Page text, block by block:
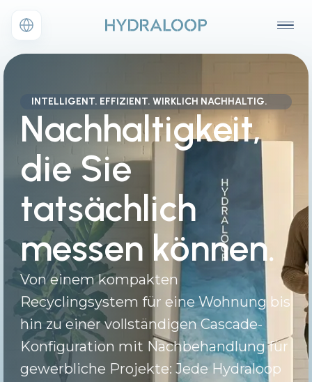
INTELLIGENT. EFFIZIENT. WIRKLICH NACHHALTIG.
Nachhaltigkeit,
die Sie
tatsächlich
messen können.
Von einem kompakten
Recyclingsystem für eine Wohnung bis
hin zu einer vollständigen Cascade-
Konfiguration mit Nachbehandlung für
gewerbliche Projekte: Jede Hydraloop